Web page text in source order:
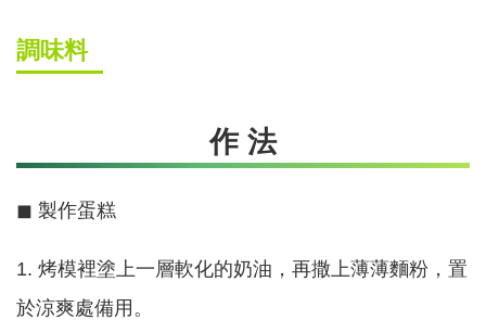
調味料
作 法
◼ 製作蛋糕
1. 烤模裡塗上一層軟化的奶油，再撒上薄薄麵粉，置
於涼爽處備用。